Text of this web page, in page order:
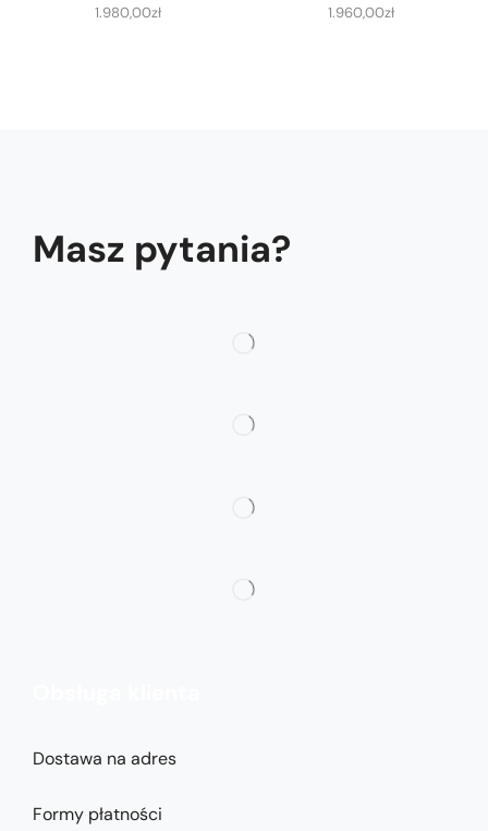
1.980,00zł 1.960,00zł
Masz pytania?
Dostawa na adres
Formy płatności